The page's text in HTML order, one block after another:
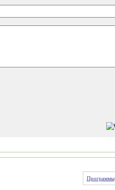
Программы